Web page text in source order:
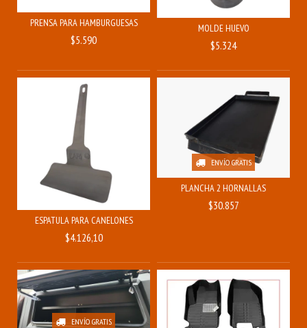
PRENSA PARA HAMBURGUESAS
$5.590
MOLDE HUEVO
$5.324
ESPATULA PARA CANELONES
$4.126,10
ENVÍO GRATIS
PLANCHA 2 HORNALLAS
$30.857
ENVÍO GRATIS